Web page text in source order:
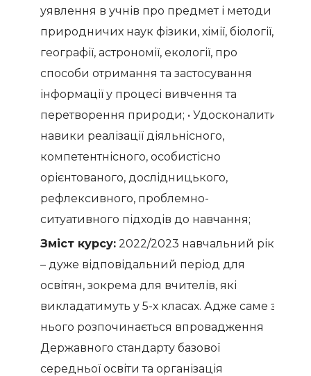
уявлення в учнів про предмет і методи
природничих наук фізики, хімії, біології,
географії, астрономії, екології, про
способи отримання та застосування
інформації у процесі вивчення та
перетворення природи; • Удосконалити
навики реалізації діяльнісного,
компетентнісного, особистісно
орієнтованого, дослідницького,
рефлексивного, проблемно-
ситуативного підходів до навчання;
Зміст курсу: 2022/2023 навчальний рік
– дуже відповідальний період для
освітян, зокрема для вчителів, які
викладатимуть у 5-х класах. Адже саме з
нього розпочинається впровадження
Державного стандарту базової
середньої освіти та організація